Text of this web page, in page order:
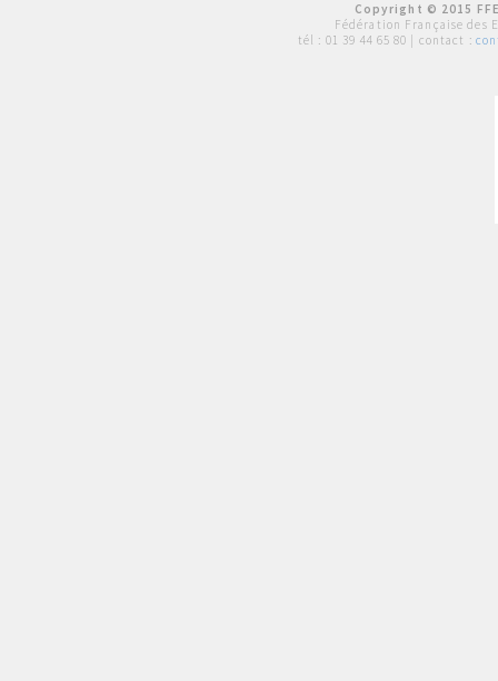
Copyright © 2015
Fédération Française des
tél : 01 39 44 65 80 | contact :